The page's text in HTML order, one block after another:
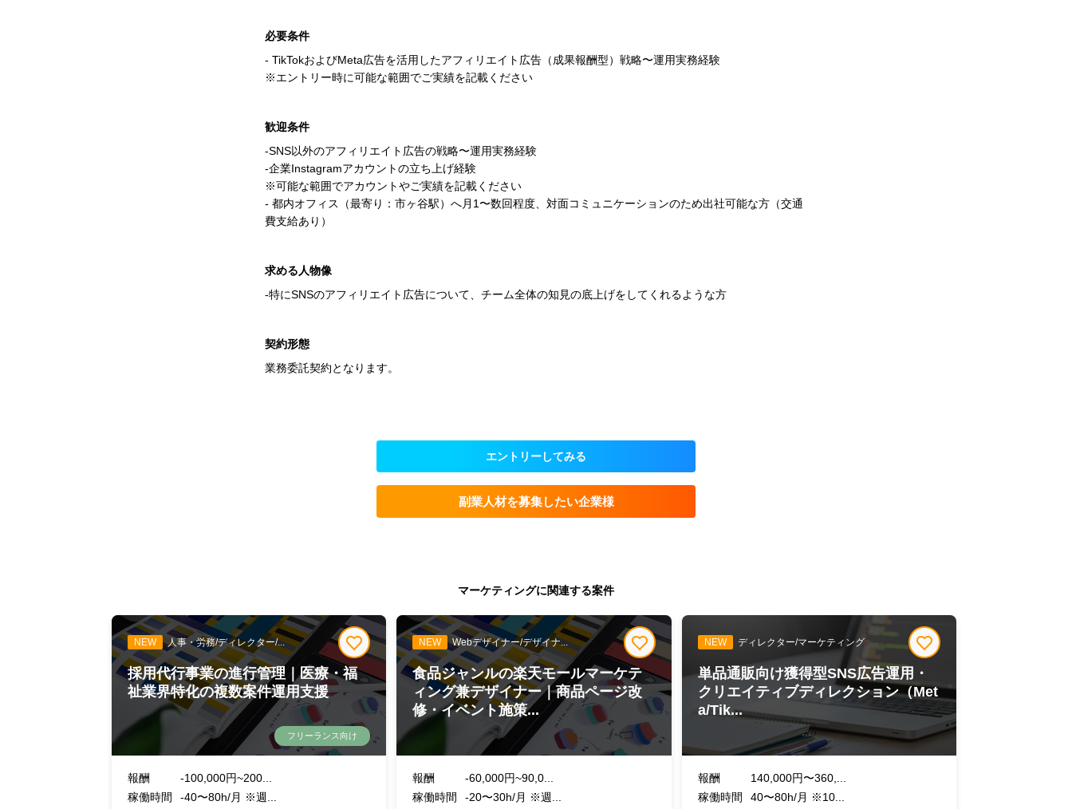
必要条件
‐ TikTokおよびMeta広告を活用したアフィリエイト広告（成果報酬型）戦略〜運用実務経験
※エントリー時に可能な範囲でご実績を記載ください
歓迎条件
‐SNS以外のアフィリエイト広告の戦略〜運用実務経験
‐企業Instagramアカウントの立ち上げ経験
※可能な範囲でアカウントやご実績を記載ください
- 都内オフィス（最寄り：市ヶ谷駅）へ月1〜数回程度、対面コミュニケーションのため出社可能な方（交通
費支給あり）
求める人物像
‐特にSNSのアフィリエイト広告について、チーム全体の知見の底上げをしてくれるような方
契約形態
業務委託契約となります。
エントリーしてみる
副業人材を募集したい企業様
マーケティングに関連する案件
NEW 人事・労務/ディレクター/...
採用代行事業の進行管理｜医療・福
祉業界特化の複数案件運用支援
フリーランス向け
報酬
-100,000円~200...
稼働時間
-40〜80h/月 ※週...
NEW Webデザイナー/デザイナ...
食品ジャンルの楽天モールマーケテ
ィング兼デザイナー｜商品ページ改
修・イベント施策...
報酬
-60,000円~90,0...
稼働時間
-20〜30h/月 ※週...
NEW ディレクター/マーケティング
単品通販向け獲得型SNS広告運用・
クリエイティブディレクション（Met
a/Tik...
報酬
140,000円〜360,...
稼働時間
40〜80h/月 ※10...